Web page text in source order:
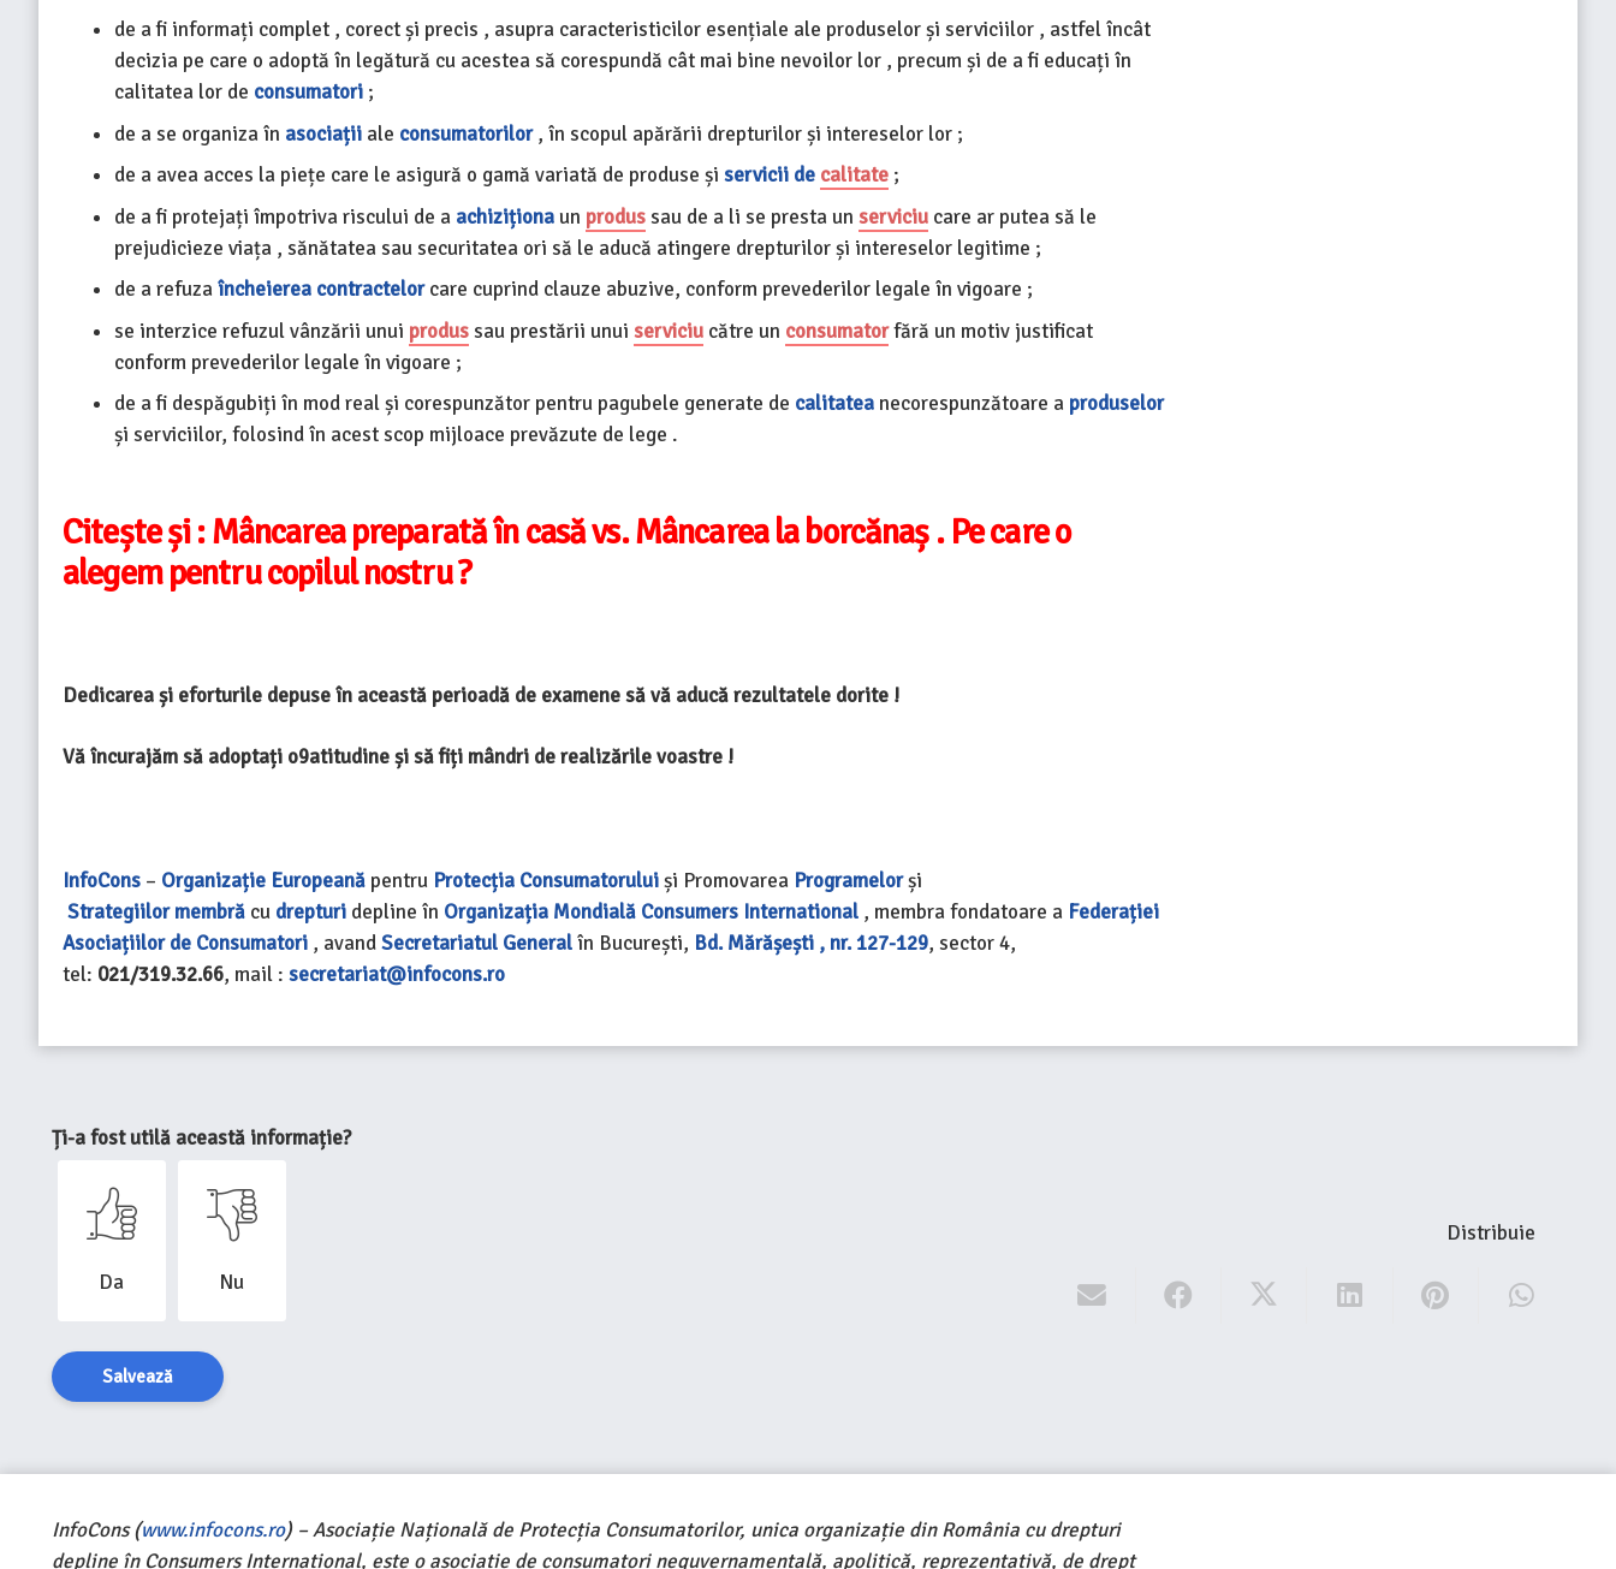
de a fi informați complet , corect și precis , asupra caracteristicilor esențiale ale produselor și serviciilor , astfel încât
decizia pe care o adoptă în legătură cu acestea să corespundă cât mai bine nevoilor lor , precum și de a fi educați în
calitatea lor de consumatori;
de a se organiza în asociațiiale consumatorilor, în scopul apărării drepturilor și intereselor lor ;
de a avea acces la piețe care le asigură o gamă variată de produse și servicii de calitate;
de a fi protejați împotriva riscului de a achiziționaun produssau de a li se presta un serviciu care ar putea să le
prejudicieze viața , sănătatea sau securitatea ori să le aducă atingere drepturilor și intereselor legitime ;
de a refuza încheierea contractelorcare cuprind clauze abuzive, conform prevederilor legale în vigoare ;
se interzice refuzul vânzării unui produssau prestării unui serviciucătre un consumatorfără un motiv justificat
conform prevederilor legale în vigoare ;
de a fi despăgubiți în mod real și corespunzător pentru pagubele generate de calitateanecorespunzătoare a produselor
și serviciilor, folosind în acest scop mijloace prevăzute de lege .
Citește și :Mâncarea preparată în casă vs. Mâncarea la borcănaș . Pe care o
alegem pentru copilul nostru ?
Dedicarea și eforturile depuse în această perioadă de examene să vă aducă rezultatele dorite !
Vă încurajăm să adoptați o9atitudine și să fiți mândri de realizările voastre !
InfoCons – Organizație Europeană pentru Protecția Consumatoruluiși Promovarea Programelorși
Strategiilor membră cu drepturi depline în Organizația Mondială Consumers International , membra fondatoare a Federației
Asociațiilor de Consumatori , avandSecretariatul Generalîn București, Bd. Mărășești , nr. 127-129, sector 4,
tel: 021/319.32.66, mail : secretariat@infocons.ro
Ți-a fost utilă această informație?
Da Nu
Salvează
Distribuie
InfoCons (www.infocons.ro) – Asociație Națională de Protecția Consumatorilor, unica organizație din România cu drepturi
depline în Consumers International, este o asociație de consumatori neguvernamentală, apolitică, reprezentativă, de drept